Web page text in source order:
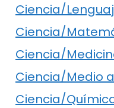
Ciencia/
Ciencia/
Ciencia/
Ciencia/Medio
Ciencia/